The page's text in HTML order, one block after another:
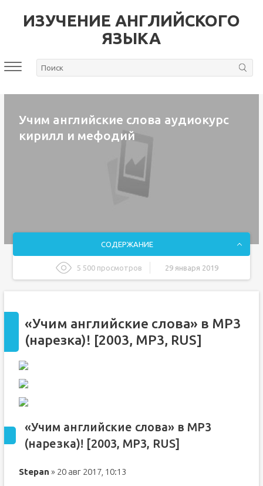
ИЗУЧЕНИЕ АНГЛИЙСКОГО
ЯЗЫКА
Учим английские слова аудиокурс
кирилл и мефодий
СОДЕРЖАНИЕ
5 500 просмотров 29 января 2019
[EN/RUS] Учим английские слова (Компания «Кирилл и
Мефодий») [MP3, 22050Hz, mono, 32kbps+Doc]
«Учим английские слова» в MP3
(нарезка)! [2003, MP3, RUS]
«Учим английские слова» в MP3
(нарезка)! [2003, MP3, RUS]
Stepan » 20 авг 2017, 10:13